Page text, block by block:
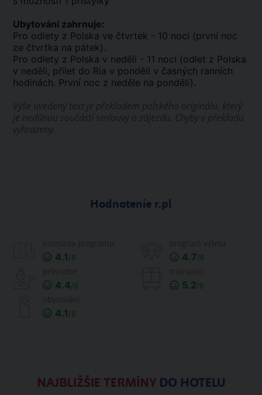
Ubytování zahrnuje:
Pro odlety z Polska ve čtvrtek - 10 nocí (první noc
ze čtvrtka na pátek).
Pro odlety z Polska v neděli - 11 nocí (odlet z Polska
v neděli, přílet do Ria v pondělí v časných ranních
hodinách. První noc z neděle na pondělí).
Hodnotenie r.pl
4.1 /6 4.7/6
4.4/6 5.2/6
4.1 /6
NAJBLIŽŠIE TERMÍNYDO HOTELU